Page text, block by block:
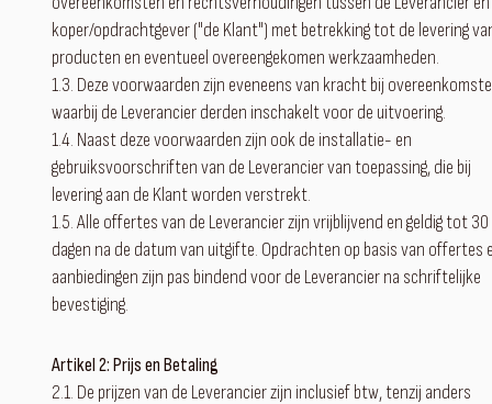
koper/opdrachtgever ("de Klant") met betrekking tot de levering
producten en eventueel overeengekomen werkzaamheden.
1.3. Deze voorwaarden zijn eveneens van kracht bij
waarbij de Leverancier derden inschakelt voor de uitvoering.
1.4. Naast deze voorwaarden zijn ook de installatie- en
gebruiksvoorschriften van de Leverancier van toepassing, die bij
levering aan de Klant worden verstrekt.
1.5. Alle offertes van de Leverancier zijn vrijblijvend en geldig tot 30
dagen na de datum van uitgifte. Opdrachten op basis van offertes
aanbiedingen zijn pas bindend voor de Leverancier na schriftelijke
bevestiging.
Artikel 2: Prijs en Betaling
2.1. De prijzen van de Leverancier zijn inclusief btw, tenzij anders